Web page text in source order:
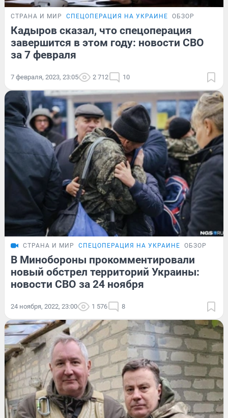
СТРАНА И МИР СПЕЦОПЕРАЦИЯ НА УКРАИНЕ ОБЗОР
Кадыров сказал, что спецоперация
завершится в этом году: новости СВО
за 7 февраля
7 февраля, 2023, 23:05 2 712 10
СТРАНА И МИР СПЕЦОПЕРАЦИЯ НА УКРАИНЕ ОБЗОР
В Минобороны прокомментировали
новый обстрел территорий Украины:
новости СВО за 24 ноября
24 ноября, 2022, 23:00 1 576 8